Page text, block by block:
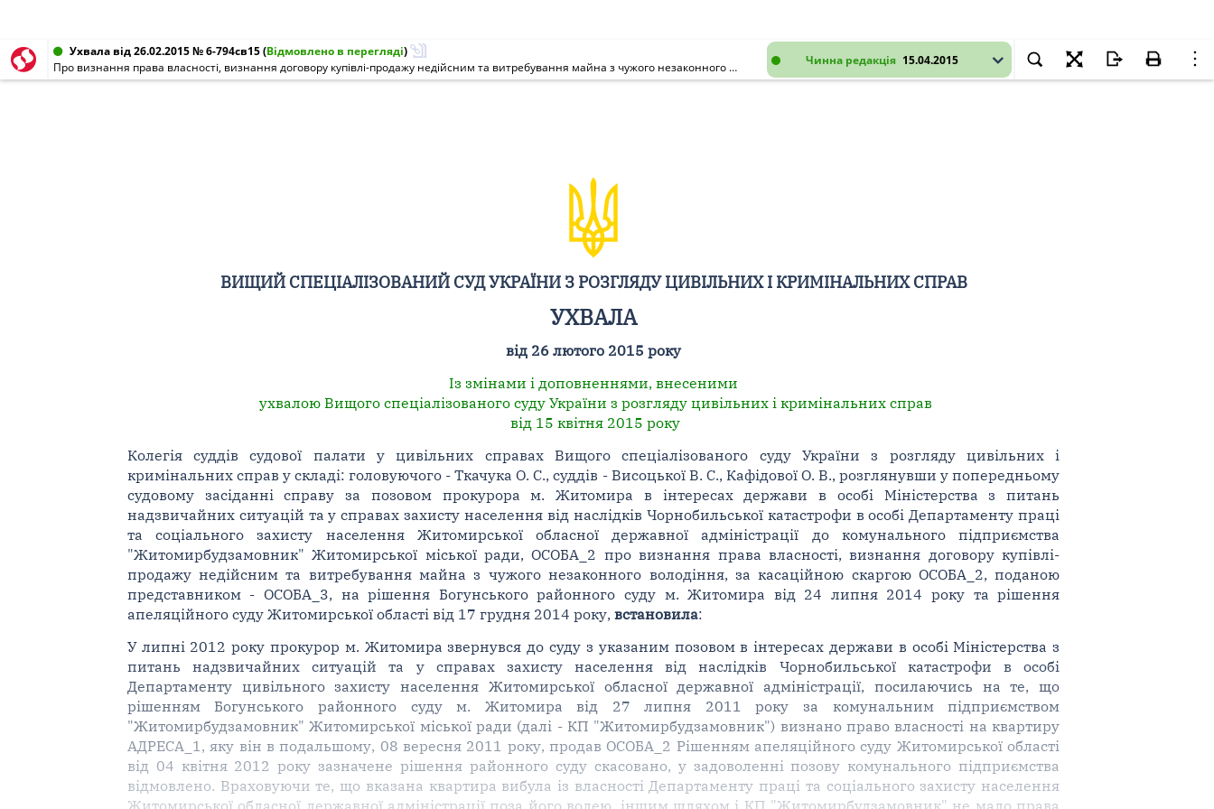
Чинна редакція 15.04.2015
Ухвала від 26.02.2015 № 6-794св15(Відмовлено в перегляді)
Про визнання права власності, визнання договору купівлі-продажу недійсним та витребування майна з чужого незаконного володіння
ВИЩИЙ СПЕЦІАЛІЗОВАНИЙ СУД УКРАЇНИ З РОЗГЛЯДУ ЦИВІЛЬНИХ І КРИМІНАЛЬНИХ СПРАВ
УХВАЛА
від 26 лютого 2015 року
Із змінами і доповненнями, внесеними
ухвалою Вищого спеціалізованого суду України з розгляду цивільних і кримінальних справ
від 15 квітня 2015 року
Колегія суддів судової палати у цивільних справах Вищого спеціалізованого суду України з розгляду цивільних і
кримінальних справ у складі: головуючого - Ткачука О. С., суддів - Висоцької В. С., Кафідової О. В., розглянувши у попередньому
судовому засіданні справу за позовом прокурора м. Житомира в інтересах держави в особі Міністерства з питань
надзвичайних ситуацій та у справах захисту населення від наслідків Чорнобильської катастрофи в особі Департаменту праці
та соціального захисту населення Житомирської обласної державної адміністрації до комунального підприємства
"Житомирбудзамовник" Житомирської міської ради, ОСОБА_2 про визнання права власності, визнання договору купівлі-
продажу недійсним та витребування майна з чужого незаконного володіння, за касаційною скаргою ОСОБА_2, поданою
представником - ОСОБА_3, на рішення Богунського районного суду м. Житомира від 24 липня 2014 року та рішення
апеляційного суду Житомирської області від 17 грудня 2014 року, встановила:
У липні 2012 року прокурор м. Житомира звернувся до суду з указаним позовом в інтересах держави в особі Міністерства з
питань надзвичайних ситуацій та у справах захисту населення від наслідків Чорнобильської катастрофи в особі
Департаменту цивільного захисту населення Житомирської обласної державної адміністрації, посилаючись на те, що
рішенням Богунського районного суду м. Житомира від 27 липня 2011 року за комунальним підприємством
"Житомирбудзамовник" Житомирської міської ради (далі - КП "Житомирбудзамовник") визнано право власності на квартиру
АДРЕСА_1, яку він в подальшому, 08 вересня 2011 року, продав ОСОБА_2 Рішенням апеляційного суду Житомирської області
від 04 квітня 2012 року зазначене рішення районного суду скасовано, у задоволенні позову комунального підприємства
відмовлено. Враховуючи те, що вказана квартира вибула із власності Департаменту праці та соціального захисту населення
Житомирської обласної державної адміністрації поза його волею, іншим шляхом і КП "Житомирбудзамовник" не мало права